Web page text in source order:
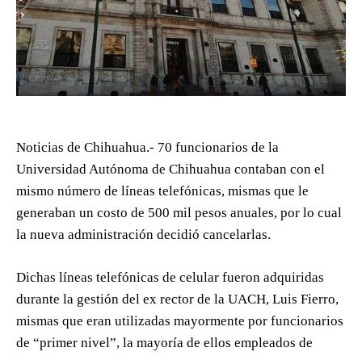
Noticias de Chihuahua.- 70 funcionarios de la
Universidad Autónoma de Chihuahua contaban con el
mismo número de líneas telefónicas, mismas que le
generaban un costo de 500 mil pesos anuales, por lo cual
la nueva administración decidió cancelarlas.
Dichas líneas telefónicas de celular fueron adquiridas
durante la gestión del ex rector de la UACH, Luis Fierro,
mismas que eran utilizadas mayormente por funcionarios
de “primer nivel”, la mayoría de ellos empleados de